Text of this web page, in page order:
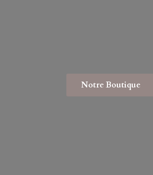
Notre Boutique